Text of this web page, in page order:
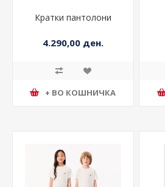
Кратки пантолони
4.290,00 ден.
+ ВО КОШНИЧКА